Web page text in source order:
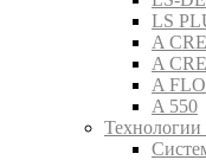
LS
A
A
A
A 550